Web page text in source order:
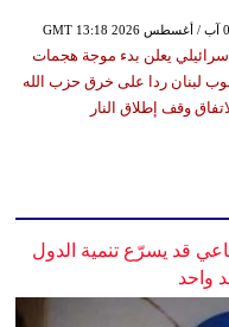
يعلن بدء موجة هجمات
لبنان ردا على خرق حزب الله
وقف إطلاق النار
قد يسرّع تنمية الدول
واحد